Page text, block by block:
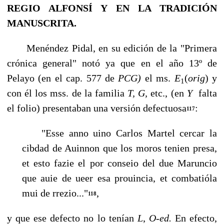
REGIO ALFONSÍ Y EN LA
TRADICIÓN
MANUSCRITA.
Menéndez Pidal, en su edición de la "Primera
crónica general" notó ya que en el año 13º de
Pelayo (en el cap. 577 de PCG) el ms. E1(orig) y
con él los mss. de la familia T, G,etc., (en Y falta
el folio) presentaban una versión defectuosa117:
"Esse anno uino Carlos Martel cercar la
cibdad de Auinnon que los moros tenien presa,
et esto fazie el por conseio del due Maruncio
que auie de ueer esa prouincia, et combatióla
mui de rrezio..."118,
y que ese defecto no lo tenían L, O-ed. En efecto,